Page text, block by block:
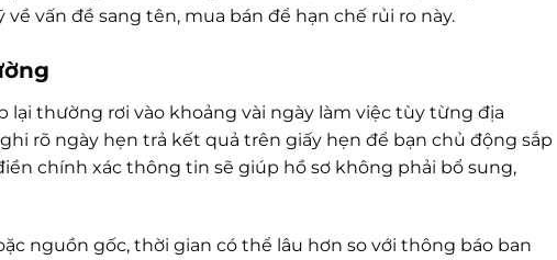
vấn đề sang tên, mua bán để hạn chế rủi ro này.
lại thường rơi vào khoảng vài ngày làm việc tùy từng địa
rõ ngày hẹn trả kết quả trên giấy hẹn để bạn chủ động sắp
chính xác thông tin sẽ giúp hồ sơ không phải bổ sung,
nguồn gốc, thời gian có thể lâu hơn so với thông báo ban